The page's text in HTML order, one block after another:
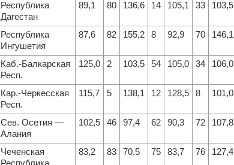
Республика
Дагестан
89,1 80 136,6 14 105,1 33 103,5
Республика
Ингушетия
87,6 82 155,2 8 92,9 70 146,1
Каб.-Балкарская
Респ.
125,0 2 103,5 54 105,0 34 106,0
Кар.-Черкесская
Респ.
115,7 5 138,1 12 128,5 8 101,0
Сев. Осетия —
Алания
102,5 46 97,4 62 90,3 72 107,8
Чеченская
83,2 83 70,5 75 83,7 76 127,4